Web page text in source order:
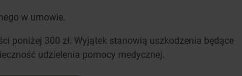
w umowie.
poniżej 300 zł. Wyjątek stanowią uszkodzenia będące
udzielenia pomocy medycznej.